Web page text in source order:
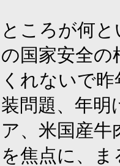
ところが何
の国家安全の
くれないで
装問題、年
ア、米国産牛
を焦点に、